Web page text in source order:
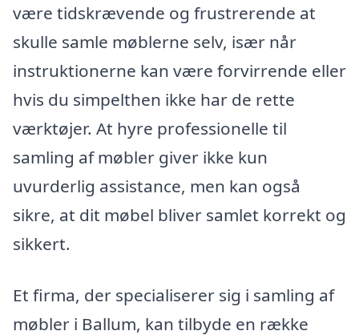
være tidskrævende og frustrerende at
skulle samle møblerne selv, især når
instruktionerne kan være forvirrende eller
hvis du simpelthen ikke har de rette
værktøjer. At hyre professionelle til
samling af møbler giver ikke kun
uvurderlig assistance, men kan også
sikre, at dit møbel bliver samlet korrekt og
sikkert.
Et firma, der specialiserer sig i samling af
møbler i Ballum, kan tilbyde en række